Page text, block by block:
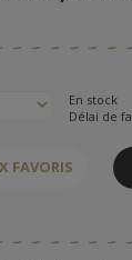
En stock
Délai de
FAVORIS